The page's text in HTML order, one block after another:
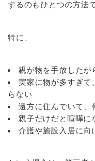
するのもひとつの方法
特に、
親が物を手放したが
実家に物が多すぎて
らない
遠方に住んでいて、
親子だけだと喧嘩に
介護や施設入居に向